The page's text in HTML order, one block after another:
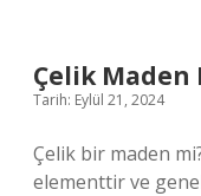
Çelik Maden
Tarih: Eylül 21, 2024
Çelik bir maden
elementtir ve